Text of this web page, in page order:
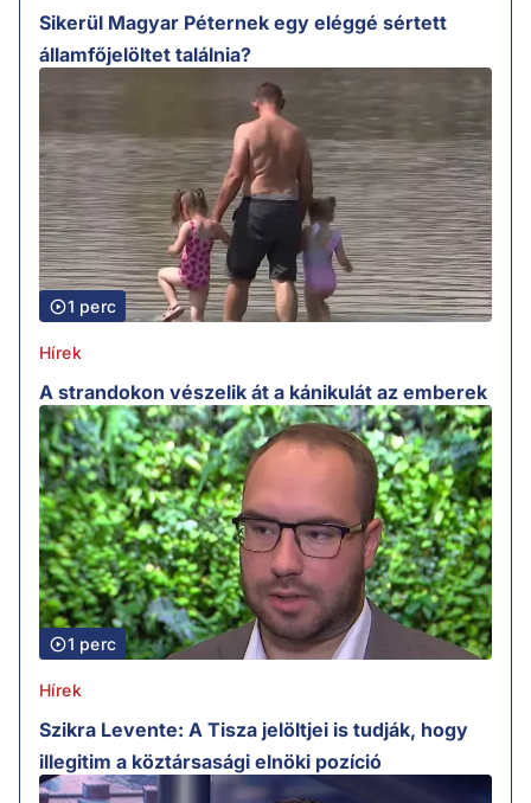
Sikerül Magyar Péternek egy eléggé sértett
államfőjelöltet találnia?
1 perc
Hírek
A strandokon vészelik át a kánikulát az emberek
1 perc
Hírek
Szikra Levente: A Tisza jelöltjei is tudják, hogy
illegitim a köztársasági elnöki pozíció